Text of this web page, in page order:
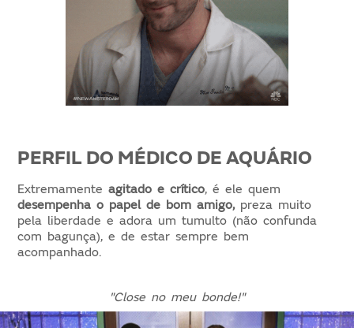
PERFIL DO MÉDICO DE AQUÁRIO
Extremamenteagitado e crítico, é ele quem
desempenha o papel de bom amigo,preza muito
pela liberdade e adora um tumulto (não confunda
com bagunça), e de estar sempre bem
acompanhado.
"Close no meu bonde!"